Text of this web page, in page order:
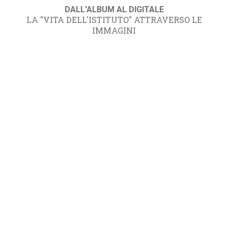
DALL'ALBUM AL DIGITALE
LA "VITA DELL'ISTITUTO" ATTRAVERSO LE
IMMAGINI